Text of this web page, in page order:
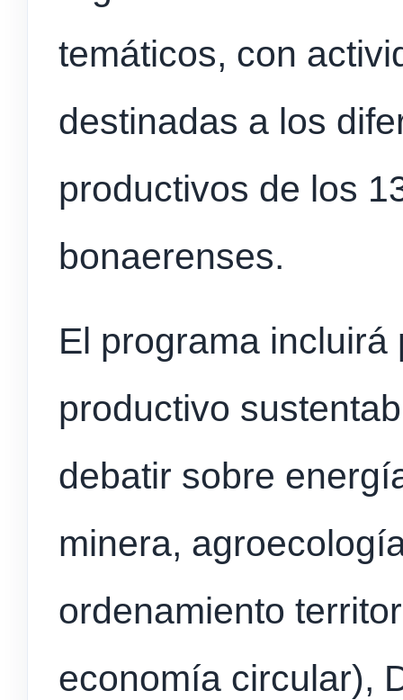
temáticos, con
destinadas a los
productivos de los
bonaerenses.
El programa
productivo
debatir sobre
minera,
ordenamiento
economía circular),